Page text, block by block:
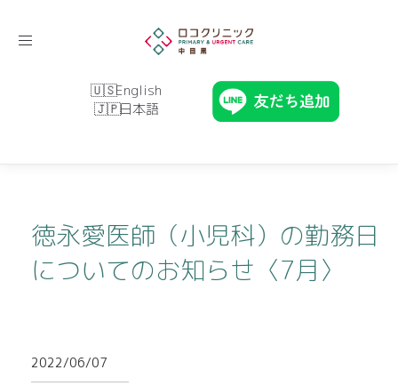
Toggle
English
日本語
徳永愛医師（小児科）の勤務日
についてのお知らせ〈7月〉
2022/06/07